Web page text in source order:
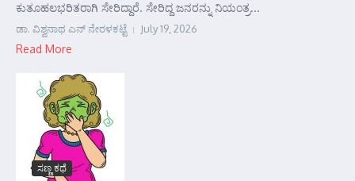
ಕುತೂಹಲಭರಿತರಾಗಿ ಸೇರಿದ್ದಾರೆ. ಸೇರಿದ್ದ ಜನರನ್ನು ನಿಯಂತ್ರ...
ಡಾ. ವಿಶ್ವನಾಥ ಎನ್ ನೇರಳಕಟ್ಟೆ July 19, 2026
Read More
ಸಣ್ಣ ಕಥೆ